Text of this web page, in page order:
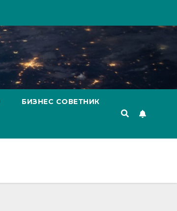
БИЗНЕС СОВЕТНИК